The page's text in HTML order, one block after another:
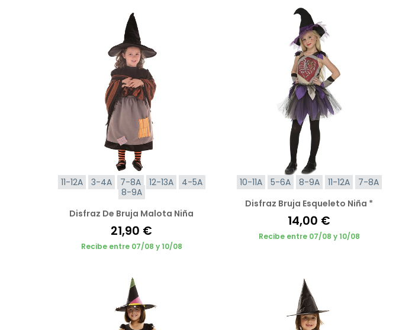
11-12A 3-4A 7-8A 12-13A
4-5A
8-9A
Disfraz De Bruja Malota Niña
21,90 €
Recibe entre 07/08 y 10/08
10-11A 5-6A 8-9A 11-12A
7-8A
Disfraz Bruja Esqueleto Niña *
14,00 €
Recibe entre 07/08 y 10/08